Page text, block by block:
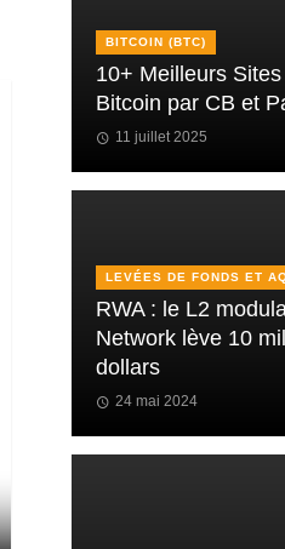
BITCOIN (BTC)
10+ Meilleurs
Bitcoin par CB et
11 juillet 2025
LEVÉES DE FONDS ET
RWA : le L2
Network lève 10
dollars
24 mai 2024